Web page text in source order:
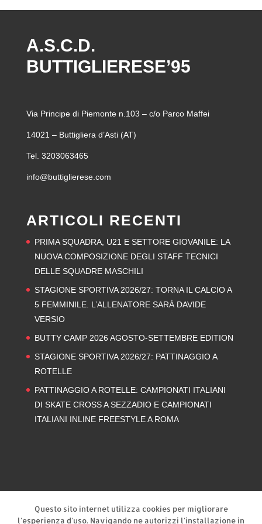
A.S.C.D.
BUTTIGLIERESE’95
Via Principe di Piemonte n.103 – c/o Parco Maffei
14021 – Buttigliera d’Asti (AT)
Tel. 3203063465
info@buttiglierese.com
ARTICOLI RECENTI
PRIMA SQUADRA, U21 E SETTORE GIOVANILE: LA
NUOVA COMPOSIZIONE DEGLI STAFF TECNICI
DELLE SQUADRE MASCHILI
STAGIONE SPORTIVA 2026/27: TORNA IL CALCIO A
5 FEMMINILE. L’ALLENATORE SARÀ DAVIDE
VERSIO
BUTTY CAMP 2026 AGOSTO-SETTEMBRE EDITION
STAGIONE SPORTIVA 2026/27: PATTINAGGIO A
ROTELLE
PATTINAGGIO A ROTELLE: CAMPIONATI ITALIANI
DI SKATE CROSS A SEZZADIO E CAMPIONATI
ITALIANI INLINE FREESTYLE A ROMA
Questo sito internet utilizza cookies per migliorare
l'esperienza d'uso. Navigando ne autorizzi l'installazione in